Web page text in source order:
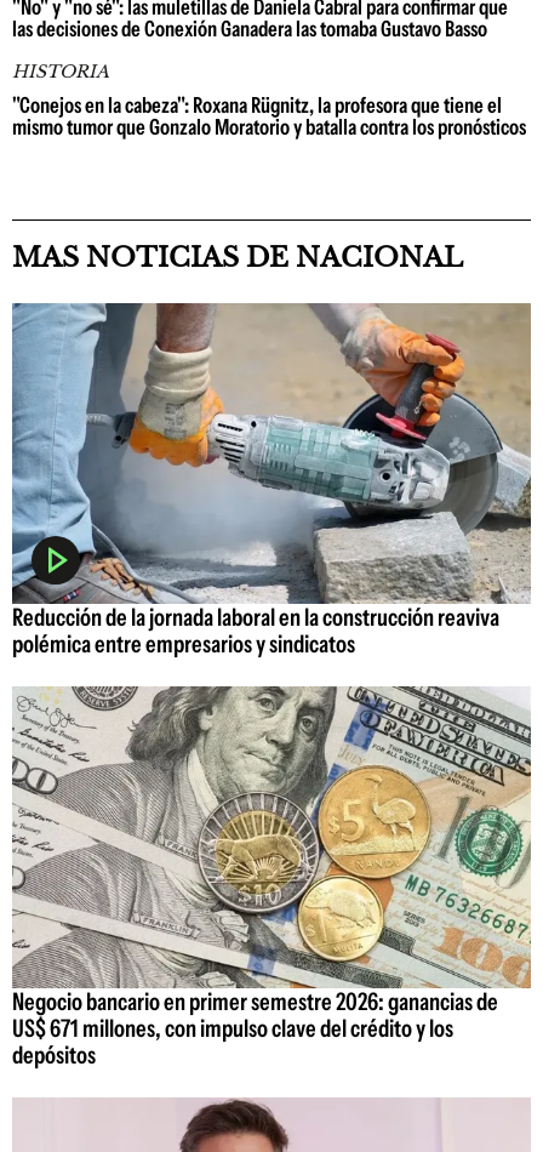
"No" y "no sé": las muletillas de Daniela Cabral para confirmar que
las decisiones de Conexión Ganadera las tomaba Gustavo Basso
HISTORIA
"Conejos en la cabeza": Roxana Rügnitz, la profesora que tiene el
mismo tumor que Gonzalo Moratorio y batalla contra los pronósticos
MAS NOTICIAS DE NACIONAL
Reducción de la jornada laboral en la construcción reaviva
polémica entre empresarios y sindicatos
Negocio bancario en primer semestre 2026: ganancias de
US$ 671 millones, con impulso clave del crédito y los
depósitos